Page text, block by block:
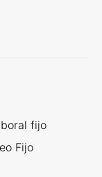
fijo
Fijo